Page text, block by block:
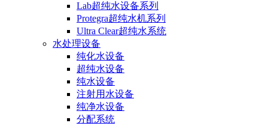
Lab超纯水设备系列
Protegra超纯水机系列
Ultra Clear超纯水系统
水处理设备
纯化水设备
超纯水设备
纯水设备
注射用水设备
纯净水设备
分配系统